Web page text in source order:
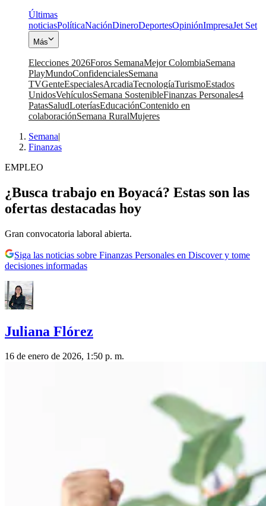
Últimas
noticiasPolíticaNaciónDineroDeportesOpiniónImpresaJet Set
Más
Elecciones 2026Foros SemanaMejor ColombiaSemana
PlayMundoConfidencialesSemana
TVGenteEspecialesArcadiaTecnologíaTurismoEstados
UnidosVehículosSemana SostenibleFinanzas Personales4
PatasSaludLoteríasEducaciónContenido en
colaboraciónSemana RuralMujeres
Semana|
Finanzas
EMPLEO
¿Busca trabajo en Boyacá? Estas son las
ofertas destacadas hoy
Gran convocatoria laboral abierta.
Siga las noticias sobre Finanzas Personales en Discover y tome
decisiones informadas
Juliana Flórez
16 de enero de 2026, 1:50 p. m.